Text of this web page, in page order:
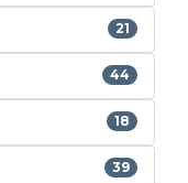
21
44
18
39